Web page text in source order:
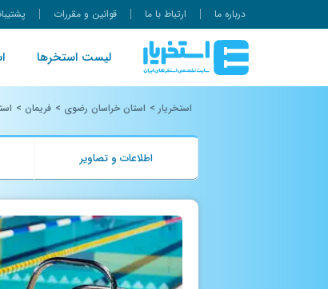
درباره ما ارتباط با ما قوانین و مقررات
لیست استخرها
استخریار > استان خراسان رضوی > فریمان >
اطلاعات و تصاویر